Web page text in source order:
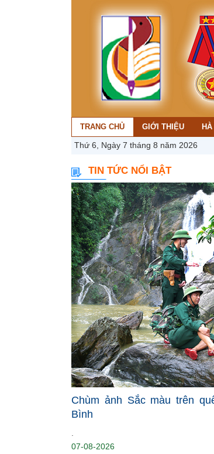
TRANG CHỦ GIỚI THIỆU
Thứ 6, Ngày 7 tháng 8 năm 2026
TIN TỨC NỔI BẬT
Chùm ảnh Sắc màu trên
Bình
.
07-08-2026